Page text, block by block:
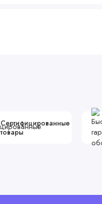
Сертифицированные
товары